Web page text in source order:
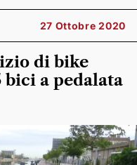
27 Ottobre 2020
di bike
bici a pedalata